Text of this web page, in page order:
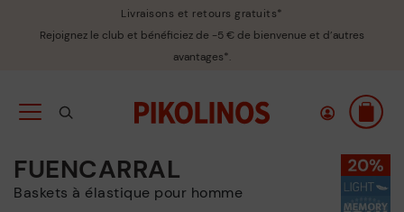
Livraisons et retours gratuits*
Rejoignez le club et bénéficiez de -5 € de bienvenue et d’autres
avantages*.
FUENCARRAL
Baskets à élastique pour homme